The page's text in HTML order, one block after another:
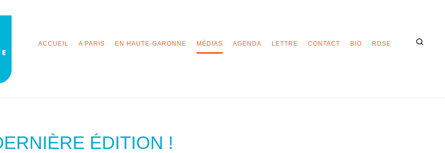
ACCUEIL A PARIS EN HAUTE-GARONNE MÉDIAS AGENDA LETTRE CONTACT BIO RDSE
ÉDITION !